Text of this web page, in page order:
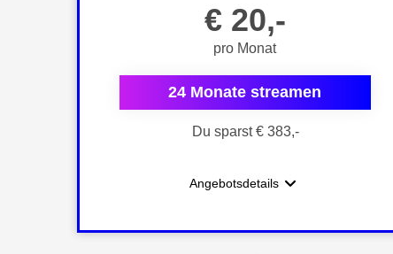
€ 20,-
pro Monat
24 Monate streamen
Du sparst € 383,-
Angebotsdetails